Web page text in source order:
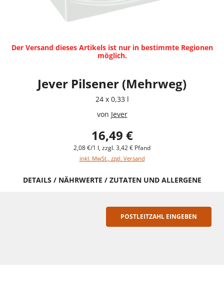
Der Versand dieses Artikels ist nur in bestimmte Regionen
möglich.
Jever Pilsener (Mehrweg)
24 x 0,33 l
von Jever
16,49 €
2,08 €/1 l, zzgl. 3,42 € Pfand
inkl. MwSt., zzgl. Versand
DETAILS / NÄHRWERTE / ZUTATEN UND ALLERGENE
POSTLEITZAHL EINGEBEN